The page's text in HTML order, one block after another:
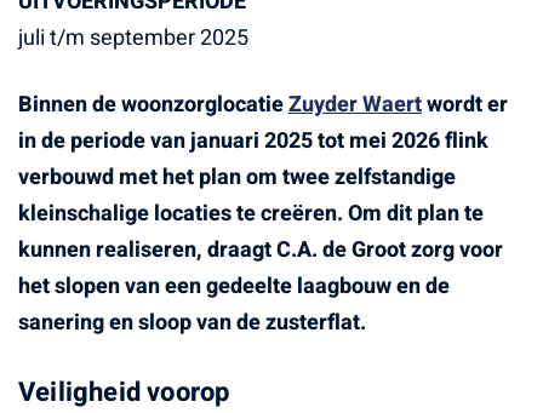
juli t/m september 2025
Binnen de woonzorglocatieZuyder Waertwordt er
in de periode van januari 2025 tot mei 2026 flink
verbouwd met het plan om twee zelfstandige
kleinschalige locaties te creëren. Om dit plan te
kunnen realiseren, draagt C.A. de Groot zorg voor
het slopen van een gedeelte laagbouw en de
sanering en sloop van de zusterflat.
Veiligheid voorop